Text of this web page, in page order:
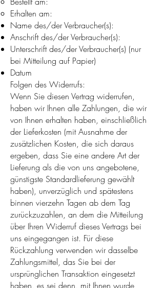
Erhalten am:
Name des/der Verbraucher(s):
Anschrift des/der Verbraucher(s):
Unterschrift des/der Verbraucher(s) (nur
bei Mitteilung auf Papier)
Datum
Folgen des Widerrufs:
Wenn Sie diesen Vertrag widerrufen,
haben wir Ihnen alle Zahlungen, die wir
von Ihnen erhalten haben, einschließlich
der Lieferkosten (mit Ausnahme der
zusätzlichen Kosten, die sich daraus
ergeben, dass Sie eine andere Art der
Lieferung als die von uns angebotene,
günstigste Standardlieferung gewählt
haben), unverzüglich und spätestens
binnen vierzehn Tagen ab dem Tag
zurückzuzahlen, an dem die Mitteilung
über Ihren Widerruf dieses Vertrags bei
uns eingegangen ist. Für diese
Rückzahlung verwenden wir dasselbe
Zahlungsmittel, das Sie bei der
ursprünglichen Transaktion eingesetzt
haben, es sei denn, mit Ihnen wurde